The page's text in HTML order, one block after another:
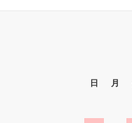
日 月